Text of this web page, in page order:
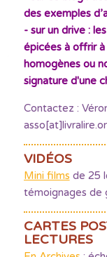
des exemples
- sur un drive :
épicées à offrir
homogènes ou
signature d'une
Contactez :
VIDÉOS
Mini films de 25
témoignages de
CARTES
LECTURES